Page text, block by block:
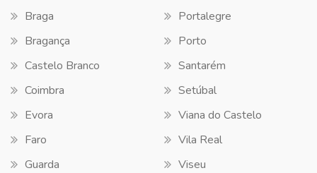
Braga
Bragança
Castelo Branco
Coimbra
Evora
Faro
Guarda
Portalegre
Porto
Santarém
Setúbal
Viana do Castelo
Vila Real
Viseu